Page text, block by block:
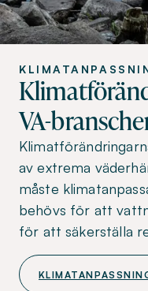
VA-
av extrema
måste
behövs för att
för att säkerställa